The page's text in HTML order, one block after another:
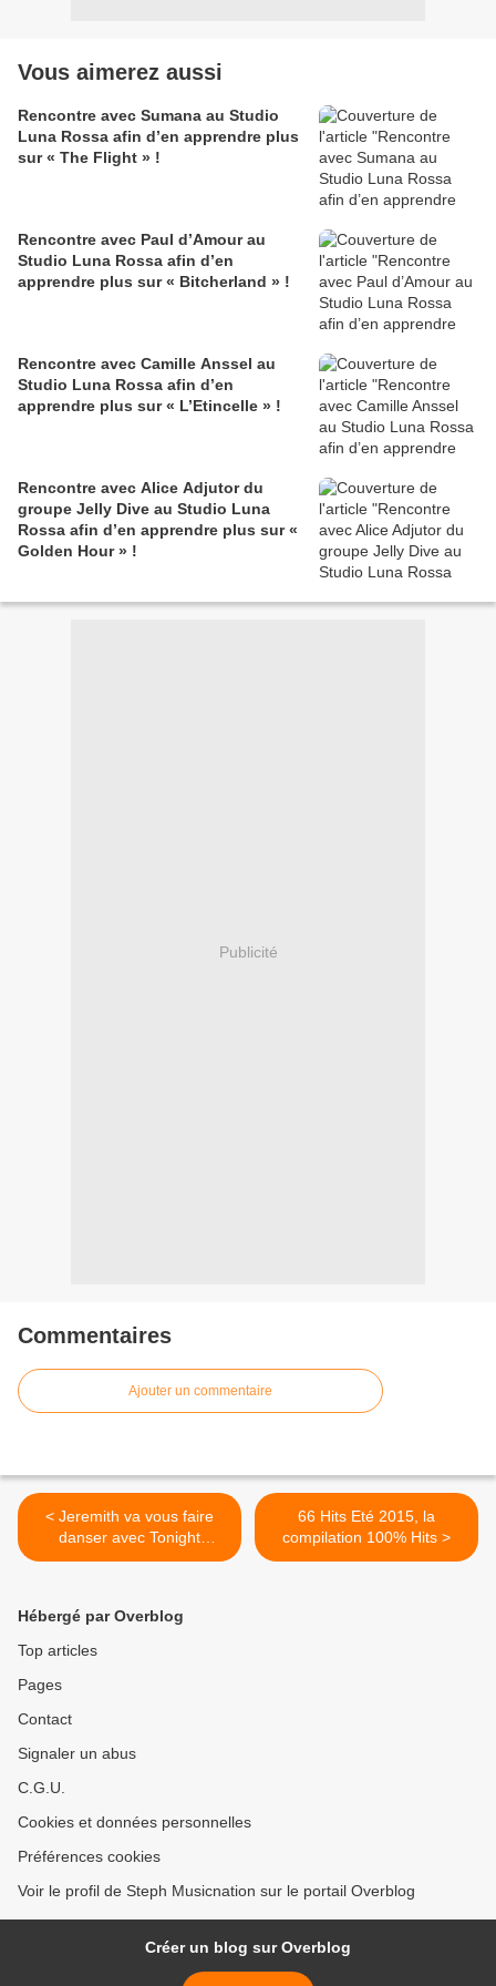
Vous aimerez aussi
Rencontre avec Sumana au Studio
Luna Rossa afin d’en apprendre plus
sur « The Flight » !
Rencontre avec Paul d’Amour au
Studio Luna Rossa afin d’en
apprendre plus sur « Bitcherland » !
Rencontre avec Camille Anssel au
Studio Luna Rossa afin d’en
apprendre plus sur « L’Etincelle » !
Rencontre avec Alice Adjutor du
groupe Jelly Dive au Studio Luna
Rossa afin d’en apprendre plus sur «
Golden Hour » !
Publicité
Commentaires
Ajouter un commentaire
< Jeremith va vous faire
danser avec Tonight
Belongs To You !
66 Hits Eté 2015, la
compilation 100% Hits >
Hébergé par Overblog
Top articles
Pages
Contact
Signaler un abus
C.G.U.
Cookies et données personnelles
Préférences cookies
Voir le profil de Steph Musicnation sur le portail Overblog
Créer un blog sur Overblog